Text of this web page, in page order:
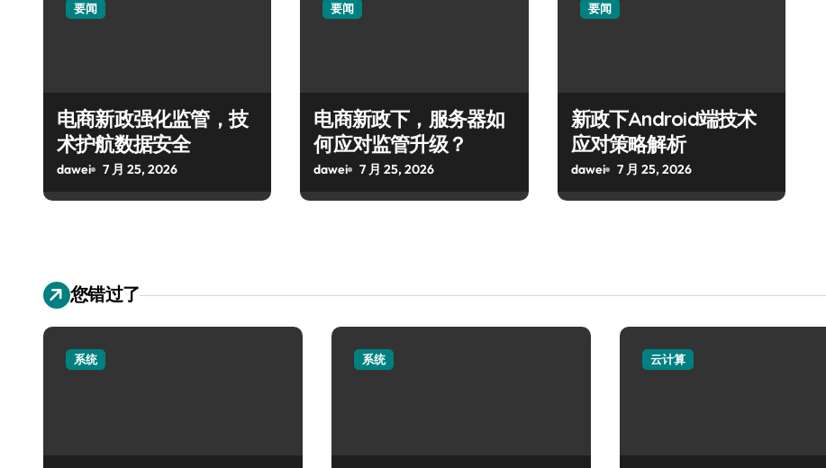
要闻
电商新政强化监管，技
术护航数据安全
dawei 7 月 25, 2026
要闻
电商新政下，服务器如
何应对监管升级？
dawei 7 月 25, 2026
要闻
新政下Android端技术
应对策略解析
dawei 7 月 25, 2026
您错过了
系统 系统 云计算